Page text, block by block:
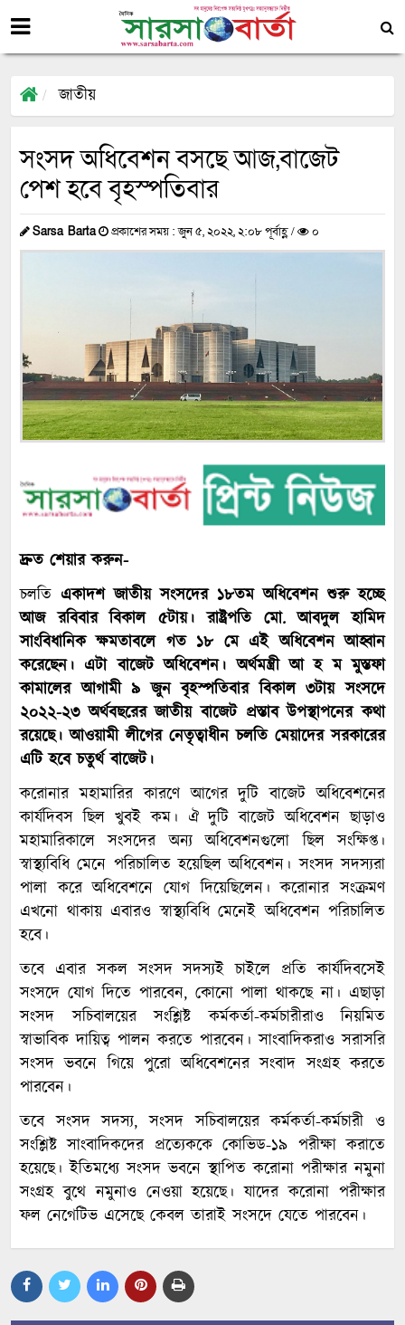
জাতীয়
সংসদ অধিবেশন বসছে আজ,বাজেট
পেশ হবে বৃহস্পতিবার
Sarsa Barta প্রকাশের সময় : জুন ৫, ২০২২, ২:০৮ পূর্বাহ্ণ / ০
দ্রুত শেয়ার করুন-
চলতি একাদশ জাতীয় সংসদের ১৮তম অধিবেশন শুরু হচ্ছে
আজ রবিবার বিকাল ৫টায়। রাষ্ট্রপতি মো. আবদুল হামিদ
সাংবিধানিক ক্ষমতাবলে গত ১৮ মে এই অধিবেশন আহ্বান
করেছেন। এটা বাজেট অধিবেশন। অর্থমন্ত্রী আ হ ম মুস্তফা
কামালের আগামী ৯ জুন বৃহস্পতিবার বিকাল ৩টায় সংসদে
২০২২-২৩ অর্থবছরের জাতীয় বাজেট প্রস্তাব উপস্থাপনের কথা
রয়েছে। আওয়ামী লীগের নেতৃত্বাধীন চলতি মেয়াদের সরকারের
এটি হবে চতুর্থ বাজেট।
করোনার মহামারির কারণে আগের দুটি বাজেট অধিবেশনের
কার্যদিবস ছিল খুবই কম। ঐ দুটি বাজেট অধিবেশন ছাড়াও
মহামারিকালে সংসদের অন্য অধিবেশনগুলো ছিল সংক্ষিপ্ত।
স্বাস্থ্যবিধি মেনে পরিচালিত হয়েছিল অধিবেশন। সংসদ সদস্যরা
পালা করে অধিবেশনে যোগ দিয়েছিলেন। করোনার সংক্রমণ
এখনো থাকায় এবারও স্বাস্থ্যবিধি মেনেই অধিবেশন পরিচালিত
হবে।
তবে এবার সকল সংসদ সদস্যই চাইলে প্রতি কার্যদিবসেই
সংসদে যোগ দিতে পারবেন, কোনো পালা থাকছে না। এছাড়া
সংসদ সচিবালয়ের সংশ্লিষ্ট কর্মকর্তা-কর্মচারীরাও নিয়মিত
স্বাভাবিক দায়িত্ব পালন করতে পারবেন। সাংবাদিকরাও সরাসরি
সংসদ ভবনে গিয়ে পুরো অধিবেশনের সংবাদ সংগ্রহ করতে
পারবেন।
তবে সংসদ সদস্য, সংসদ সচিবালয়ের কর্মকর্তা-কর্মচারী ও
সংশ্লিষ্ট সাংবাদিকদের প্রত্যেককে কোভিড-১৯ পরীক্ষা করাতে
হয়েছে। ইতিমধ্যে সংসদ ভবনে স্থাপিত করোনা পরীক্ষার নমুনা
সংগ্রহ বুথে নমুনাও নেওয়া হয়েছে। যাদের করোনা পরীক্ষার
ফল নেগেটিভ এসেছে কেবল তারাই সংসদে যেতে পারবেন।